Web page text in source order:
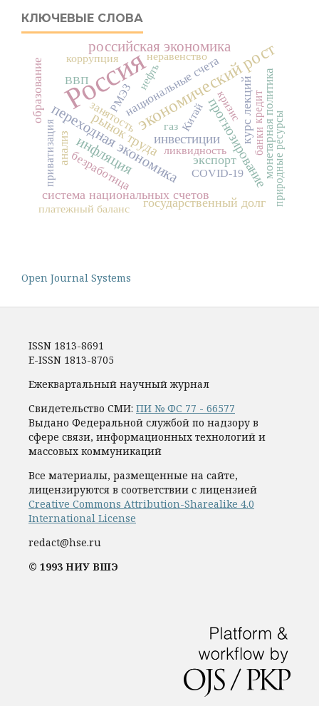
КЛЮЧЕВЫЕ СЛОВА
Россияэкономический рост
переходная экономика
инфляция
российская экономика
рынок трудаинвестициипрогнозирование
система национальных счетов
государственный долг
курс лекций
экспорт
образование занятостьнациональные счета монетарная политика
безработица
анализ
Китай природные ресурсы
ликвидность
платежный баланс
COVID-19
газ
кризис
неравенство
приватизация
нефть
банки
коррупция
РМЭЗ
ВВП
кредит
Open Journal Systems
ISSN 1813-8691
E-ISSN 1813-8705
Ежеквартальный научный журнал
Свидетельство СМИ: ПИ № ФС 77 - 66577
Выдано Федеральной службой по надзору в
сфере связи, информационных технологий и
массовых коммуникаций
Все материалы, размещенные на сайте,
лицензируются в соответствии с лицензией
Creative Commons Attribution-Sharealike 4.0
International License
redact@hse.ru
© 1993 НИУ ВШЭ